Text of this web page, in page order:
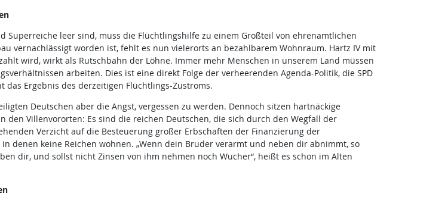
Superreiche leer sind, muss die Flüchtlingshilfe zu einem Großteil von ehrenamtlichen
vernachlässigt worden ist, fehlt es nun vielerorts an bezahlbarem Wohnraum. Hartz IV mit
wird, wirkt als Rutschbahn der Löhne. Immer mehr Menschen in unserem Land müssen
arbeiten. Dies ist eine direkt Folge der verheerenden Agenda-Politik, die SPD
Ergebnis des derzeitigen Flüchtlings-Zustroms.
Deutschen aber die Angst, vergessen zu werden. Dennoch sitzen hartnäckige
Villenvororten: Es sind die reichen Deutschen, die sich durch den Wegfall der
Verzicht auf die Besteuerung großer Erbschaften der Finanzierung der
denen keine Reichen wohnen. „Wenn dein Bruder verarmt und neben dir abnimmt, so
dir, und sollst nicht Zinsen von ihm nehmen noch Wucher“, heißt es schon im Alten